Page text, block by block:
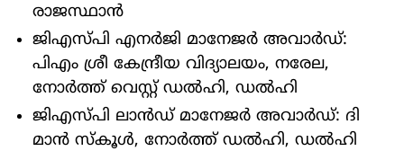
രാജസ്ഥാൻ
ജിഎസ്പി എനർജി മാനേജർ അവാർഡ്:
പിഎം ശ്രീ കേന്ദ്രീയ വിദ്യാലയം, നരേല,
നോർത്ത് വെസ്റ്റ് ഡൽഹി, ഡൽഹി
ജിഎസ്പി ലാൻഡ് മാനേജർ അവാർഡ്: ദി
മാൻ സ്കൂൾ, നോർത്ത് ഡൽഹി, ഡൽഹി